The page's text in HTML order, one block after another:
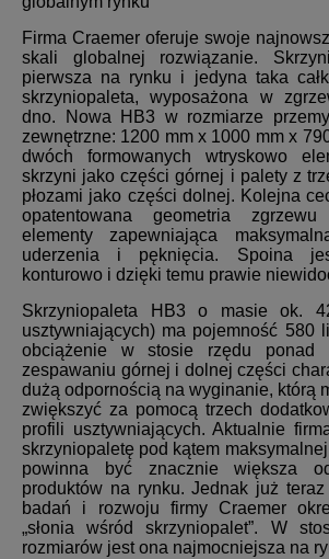
Firma Craemer oferuje swoje
skali globalnej rozwiązanie.
pierwsza na rynku i jedyna taka
skrzyniopaleta, wyposażona w
dno. Nowa HB3 w rozmiarze
zewnętrzne: 1200 mm x 1000 mm x
dwóch formowanych wtryskowo
skrzyni jako części górnej i palety z
płozami jako części dolnej. Kolejna
opatentowana geometria
elementy zapewniająca
uderzenia i pęknięcia. Spoina
konturowo i dzięki temu prawie
Skrzyniopaleta HB3 o masie ok.
usztywniających) ma pojemność 580
obciążenie w stosie rzędu ponad
zespawaniu górnej i dolnej części
dużą odpornością na wyginanie, którą
zwiększyć za pomocą trzech
profili usztywniających. Aktualnie
skrzyniopaletę pod kątem
powinna być znaczniewiększa
produktów na rynku. Jednak już teraz
badań i rozwoju firmy Craemer
„słonia wśród skrzyniopalet”. W
rozmiarów jest ona najmocniejsza na